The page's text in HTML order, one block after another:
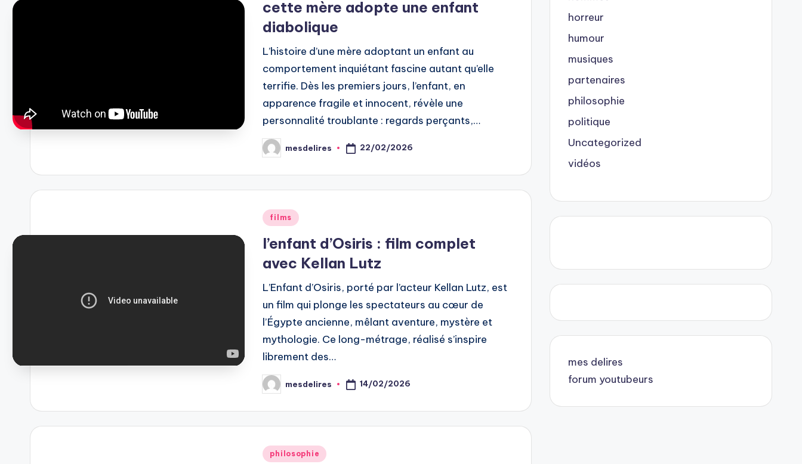
cette mère adopte une enfant
diabolique
L’histoire d’une mère adoptant un enfant au
comportement inquiétant fascine autant qu’elle
terrifie. Dès les premiers jours, l’enfant, en
apparence fragile et innocent, révèle une
personnalité troublante : regards perçants,…
Posted
by
mesdelires 22/02/2026
Posted
films
l’enfant d’Osiris : film complet
avec Kellan Lutz
L’Enfant d’Osiris, porté par l’acteur Kellan Lutz, est
un film qui plonge les spectateurs au cœur de
l’Égypte ancienne, mêlant aventure, mystère et
mythologie. Ce long-métrage, réalisé s’inspire
librement des…
Posted
by
mesdelires 14/02/2026
Posted
philosophie
horreur
humour
musiques
partenaires
philosophie
politique
Uncategorized
vidéos
mes delires
forum youtubeurs